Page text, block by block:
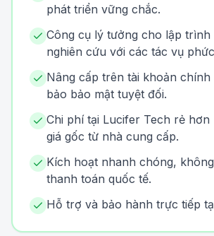
phát triển vững chắc.
Công cụ lý tưởng cho lập trình
nghiên cứu với các tác vụ
Nâng cấp trên tài khoản chính
bảo bảo mật tuyệt đối.
Chi phí tại Lucifer Tech rẻ hơn
giá gốc từ nhà cung cấp.
Kích hoạt nhanh chóng,
thanh toán quốc tế.
Hỗ trợ và bảo hành trực tiếp